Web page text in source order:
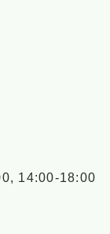
14:00-18:00